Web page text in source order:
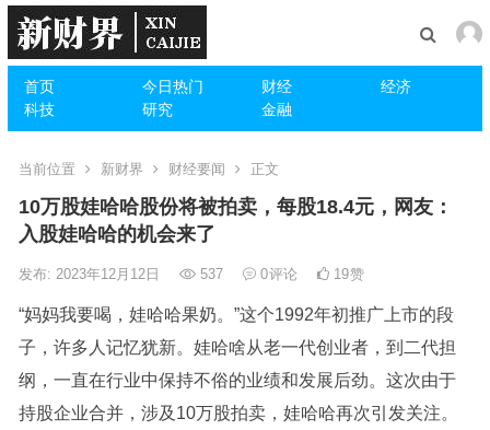
首页 今日热门 财经
经济
科技
研究 金融
当前位置 新财界 财经要闻 正文
10万股娃哈哈股份将被拍卖，每股18.4元，网友：
入股娃哈哈的机会来了
发布: 2023年12月12日 537 0评论 19赞
“妈妈我要喝，娃哈哈果奶。”这个1992年初推广上市的段
子，许多人记忆犹新。娃哈啥从老一代创业者，到二代担
纲，一直在行业中保持不俗的业绩和发展后劲。这次由于
持股企业合并，涉及10万股拍卖，娃哈哈再次引发关注。